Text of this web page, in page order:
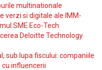
multinationale
verzi si digitale ale IMM-
SME Eco-Tech
Deloitte Technology
sub lupa fiscului: companiile
influencerii